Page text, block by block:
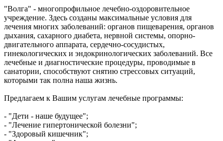
"Волга" - многопрофильное лечебно-оздоровительное
учреждение. Здесь созданы максимальные условия для
лечения многих заболеваний: органов пищеварения, органов
дыхания, сахарного диабета, нервной системы, опорно-
двигательного аппарата, сердечно-сосудистых,
гинекологических и эндокринологических заболеваний. Все
лечебные и диагностические процедуры, проводимые в
санатории, способствуют снятию стрессовых ситуаций,
которыми так полна наша жизнь.
Предлагаем к Вашим услугам лечебные программы:
- "Дети - наше будущее";
- "Лечение гипертонической болезни";
- "Здоровый кишечник";